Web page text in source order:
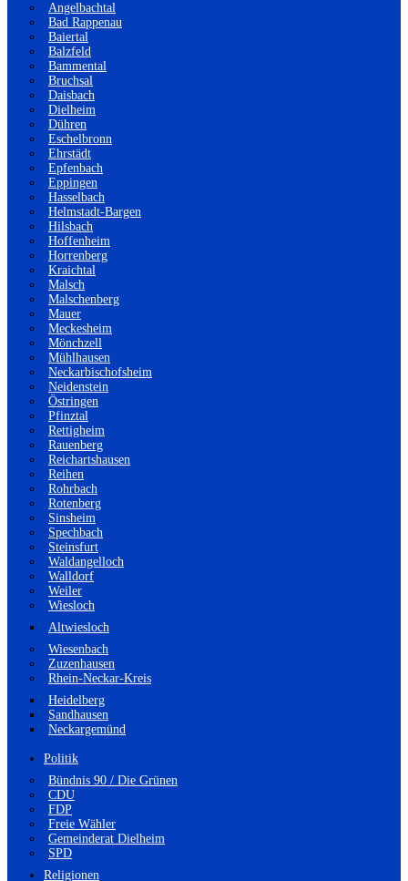
Angelbachtal
Bad Rappenau
Baiertal
Balzfeld
Bammental
Bruchsal
Daisbach
Dielheim
Dühren
Eschelbronn
Ehrstädt
Epfenbach
Eppingen
Hasselbach
Helmstadt-Bargen
Hilsbach
Hoffenheim
Horrenberg
Kraichtal
Malsch
Malschenberg
Mauer
Meckesheim
Mönchzell
Mühlhausen
Neckarbischofsheim
Neidenstein
Östringen
Pfinztal
Rettigheim
Rauenberg
Reichartshausen
Reihen
Rohrbach
Rotenberg
Sinsheim
Spechbach
Steinsfurt
Waldangelloch
Walldorf
Weiler
Wiesloch
Altwiesloch
Wiesenbach
Zuzenhausen
Rhein-Neckar-Kreis
Heidelberg
Sandhausen
Neckargemünd
Politik
Bündnis 90 / Die Grünen
CDU
FDP
Freie Wähler
Gemeinderat Dielheim
SPD
Religionen